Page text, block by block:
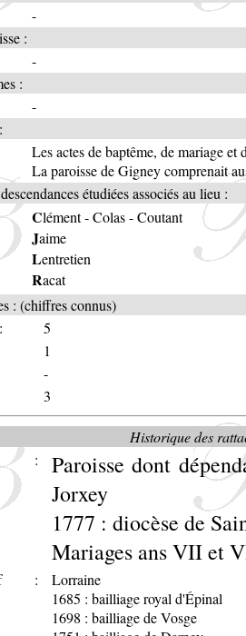
-
:
-
:
-
Les actes de baptême, de mariage
La paroisse de Gigney comprenait
étudiées associés au lieu :
Clément-Colas-Coutant
Jaime
Lentretien
Racat
: (chiffres connus)
5
1
-
3
Historique des
:
Paroisse dont
Jorxey
1777 : diocèse de
Mariages ans VII et
:
Lorraine
1685 : bailliage royal d'Épinal
1698 : bailliage de Vosge